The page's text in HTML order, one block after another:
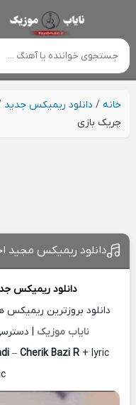
خانه/ دانلود ریمیکس جدید
چریک بازی
دانلود ریمیکس مجید
دانلود ریمیکس
دانلود بروزترین
نایاب موزیک |
– Cherik Bazi R+ lyric